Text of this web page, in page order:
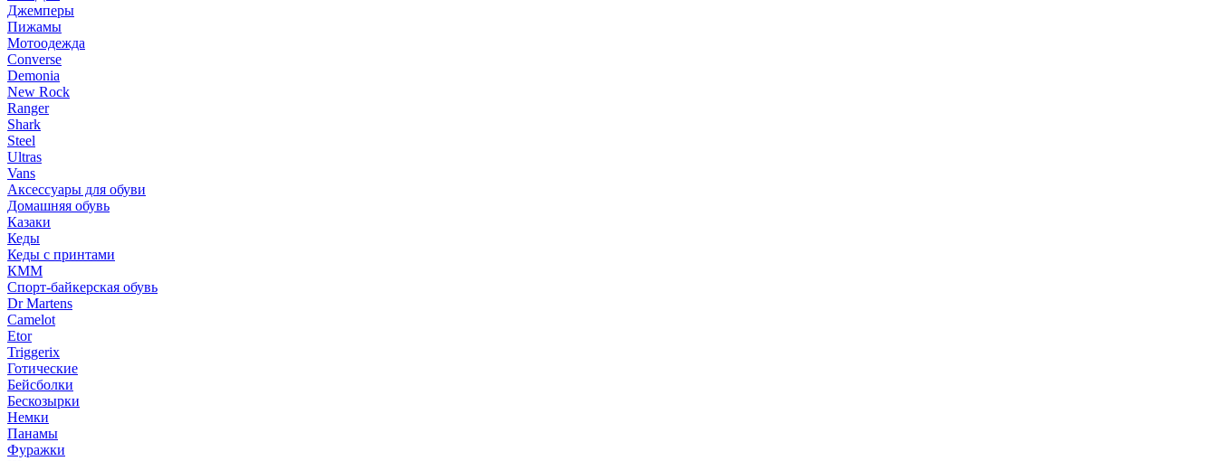
Джемперы
Пижамы
Мотоодежда
Converse
Demonia
New Rock
Ranger
Shark
Steel
Ultras
Vans
Аксессуары для обуви
Домашняя обувь
Казаки
Кеды
Кеды с принтами
КММ
Спорт-байкерская обувь
Dr Martens
Camelot
Etor
Triggerix
Готические
Бейсболки
Бескозырки
Немки
Панамы
Фуражки